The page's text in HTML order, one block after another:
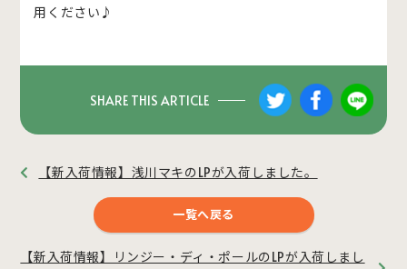
用ください♪
SHARE THIS ARTICLE
【新入荷情報】浅川マキのLPが入荷しました。
一覧へ戻る
【新入荷情報】リンジー・ディ・ポールのLPが入荷しまし